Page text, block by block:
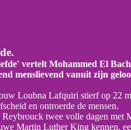
vertelt Mohammed El
menslievend vanuit zijn
Loubna Lafquiri stierf op 22
en ontroerde de mensen.
twee volle dagen
Martin Luther King kennen,